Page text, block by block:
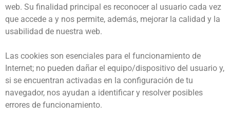
web. Su finalidad principal es reconocer al usuario cada vez
que accede a y nos permite, además, mejorar la calidad y la
usabilidad de nuestra web.
Las cookies son esenciales para el funcionamiento de
Internet; no pueden dañar el equipo/dispositivo del usuario y,
si se encuentran activadas en la configuración de tu
navegador, nos ayudan a identificar y resolver posibles
errores de funcionamiento.